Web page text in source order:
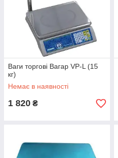
Ваги торгові Вагар VP-L (15
кг)
Немає в наявності
1 820 ₴